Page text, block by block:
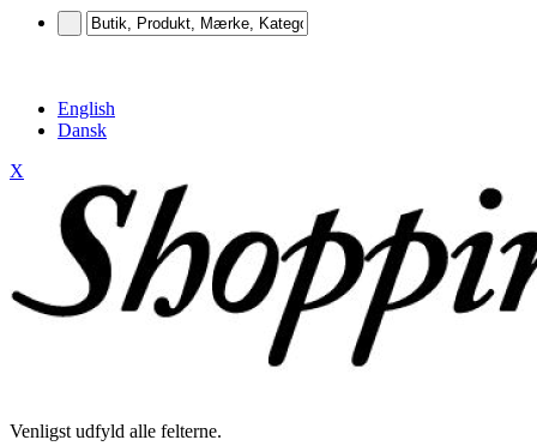
English
Dansk
X
Venligst udfyld alle felterne.